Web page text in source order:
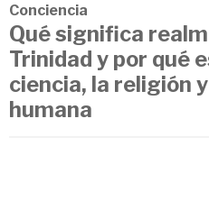
Conciencia
Qué significa
Trinidad y por qué
ciencia, la religión
humana